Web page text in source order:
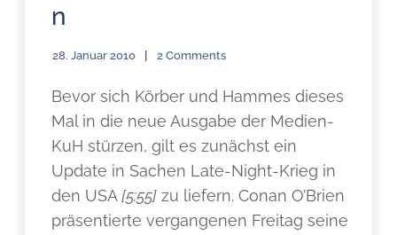
n
28. Januar 2010 2 Comments
Bevor sich Körber und Hammes dieses
Mal in die neue Ausgabe der Medien-
KuH stürzen, gilt es zunächst ein
Update in Sachen Late-Night-Krieg in
den USA[5:55] zu liefern. Conan O’Brien
präsentierte vergangenen Freitag seine